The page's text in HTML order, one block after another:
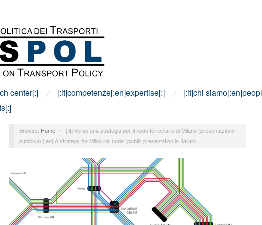
center[:] [:it]competenze[:en]expertise[:]
[:it]chi
Browse: Home /
[:it] Verso una strategia per il nodo ferroviario di Milano (presentazione
pubblica) [:en] A strategy for Milan rail node (public presentation in Italian)